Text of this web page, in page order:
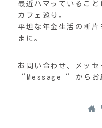
最近ハマっているこ
カフェ巡り。
平坦な年金生活の断
まに。
お問い合わせ、メッ
“Message“ からお